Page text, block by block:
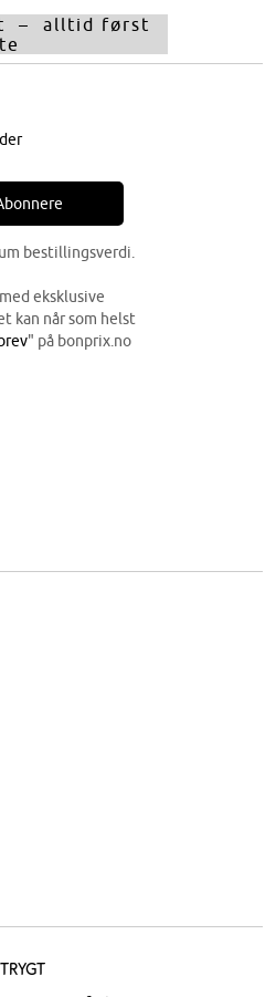
– alltid først
bestillingsverdi.
eksklusive
kan når som helst
" på bonprix.no
trygt